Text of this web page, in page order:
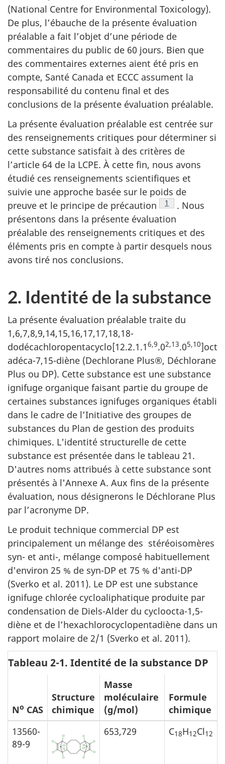
(National Centre for Environmental Toxicology).
De plus, l’ébauche de la présente évaluation
préalable a fait l’objet d’une période de
commentaires du public de 60 jours. Bien que
des commentaires externes aient été pris en
compte, Santé Canada et ECCC assument la
responsabilité du contenu final et des
conclusions de la présente évaluation préalable.
La présente évaluation préalable est centrée sur
des renseignements critiques pour déterminer si
cette substance satisfait à des critères de
l’article 64 de la LCPE. À cette fin, nous avons
étudié ces renseignements scientifiques et
suivie une approche basée sur le poids de
preuve et le principe de précaution
Note de bas de
1
. Nous
présentons dans la présente évaluation
préalable des renseignements critiques et des
éléments pris en compte à partir desquels nous
avons tiré nos conclusions.
2. Identité de la substance
La présente évaluation préalable traite du
1,6,7,8,9,14,15,16,17,17,18,18-
dodécachloropentacyclo[12.2.1.16,9.02,13.05,10]oct
adéca-7,15-diène (Dechlorane Plus®, Déchlorane
Plus ou DP). Cette substance est une substance
ignifuge organique faisant partie du groupe de
certaines substances ignifuges organiques établi
dans le cadre de l’Initiative des groupes de
substances du Plan de gestion des produits
chimiques. L'identité structurelle de cette
substance est présentée dans le tableau 2­1.
D'autres noms attribués à cette substance sont
présentés à l'Annexe A. Aux fins de la présente
évaluation, nous désignerons le Déchlorane Plus
par l’acronyme DP.
Le produit technique commercial DP est
principalement un mélange des stéréoisomères
syn- et anti-, mélange composé habituellement
d'environ 25 % de syn-DP et 75 % d'anti-DP
(Sverko et al. 2011). Le DP est une substance
ignifuge chlorée cycloaliphatique produite par
condensation de Diels-Alder du cycloocta-1,5-
diène et de l’hexachlorocyclopentadiène dans un
rapport molaire de 2/1 (Sverko et al. 2011).
Tableau 2­-1. Identité de la substance DP
No CAS
Structure
chimique
Masse
moléculaire
(g/mol)
Formule
chimique
13560-
89-9
653,729 C18H12Cl12